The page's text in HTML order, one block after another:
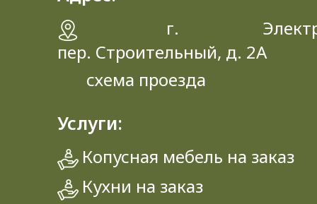
г.
пер. Строительный, д. 2A
схема проезда
Услуги:
Копусная мебель на заказ
Кухни на заказ